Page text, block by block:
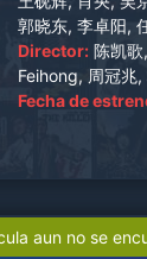
month-long
of the United
volunteers
郭晓东, 李卓阳,
Director: 陈凯
Feihong, 周冠兆
Fecha de
aun no se